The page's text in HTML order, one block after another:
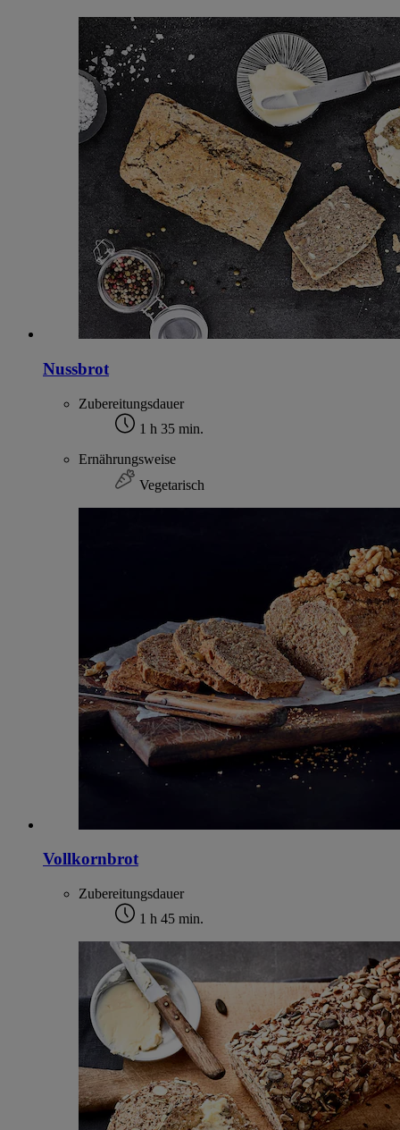
Nussbrot
Zubereitungsdauer
1 h 35 min.
Ernährungsweise
Vegetarisch
Vollkornbrot
Zubereitungsdauer
1 h 45 min.